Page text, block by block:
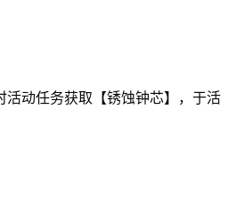
动任务获取【锈蚀钟芯】，于活